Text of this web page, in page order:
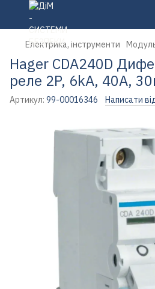
Електрика, інструменти
Hager CDA240D
реле 2P, 6kA, 40A,
Артикул: 99-00016346 Написати